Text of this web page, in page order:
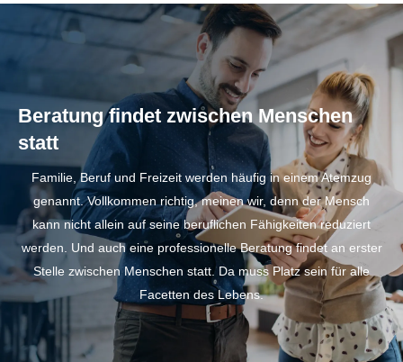
Beratung findet zwischen Menschen
statt
Familie, Beruf und Freizeit werden häufig in einem Atemzug
genannt. Vollkommen richtig, meinen wir, denn der Mensch
kann nicht allein auf seine beruflichen Fähigkeiten reduziert
werden. Und auch eine professionelle Beratung findet an erster
Stelle zwischen Menschen statt. Da muss Platz sein für alle
Facetten des Lebens.